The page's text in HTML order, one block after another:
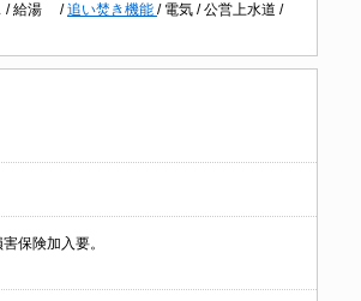
/給湯 /追い焚き機能 / 電気 /公営上水道 /
害保険加入要。